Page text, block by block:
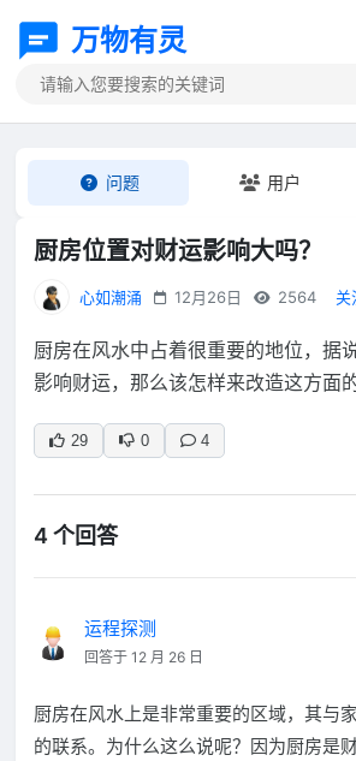
万物有灵
问题 用户
厨房位置对财运影响大吗？
心如潮涌 12月26日 2564 关
厨房在风水中占着很重要的地位，据
影响财运，那么该怎样来改造这方面
29 0 4
4 个回答
运程探测
回答于 12 月 26 日
厨房在风水上是非常重要的区域，其与
的联系。为什么这么说呢？因为厨房是